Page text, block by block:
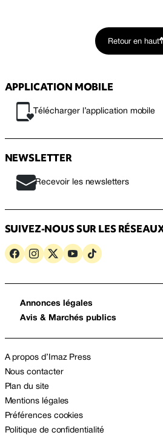
Retour en haut
APPLICATION MOBILE
Télécharger l’application mobile
NEWSLETTER
Recevoir les newsletters
SUIVEZ-NOUS SUR LES
Annonces légales
Avis & Marchés publics
A propos d’Imaz Press
Nous contacter
Plan du site
Mentions légales
Préférences cookies
Politique de confidentialité